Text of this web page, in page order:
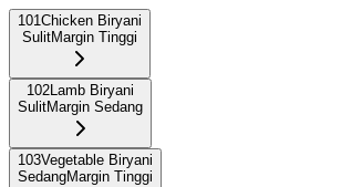
101Chicken Biryani
SulitMargin Tinggi
102Lamb Biryani
SulitMargin Sedang
103Vegetable Biryani
SedangMargin Tinggi